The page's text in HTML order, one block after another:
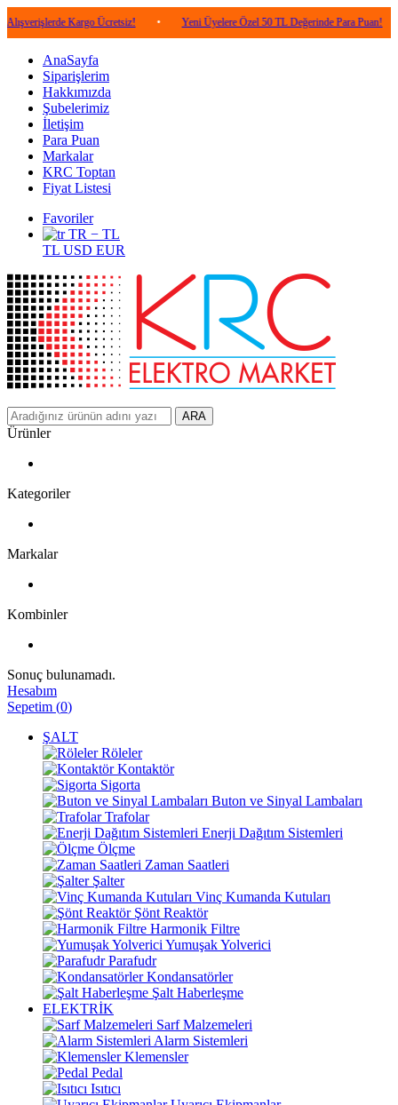
Kargo Ücretsiz! • Yeni Üyelere Özel 50 TL Değerinde Para Puan! •
AnaSayfa
Siparişlerim
Hakkımızda
Şubelerimiz
İletişim
Para Puan
Markalar
KRC Toptan
Fiyat Listesi
Favoriler
TR − TL
TL USD EUR
ARA
Ürünler
Kategoriler
Markalar
Kombinler
Sonuç bulunamadı.
Hesabım
Sepetim (0)
ŞALT
Röleler
Kontaktör
Sigorta
Buton ve Sinyal Lambaları
Trafolar
Enerji Dağıtım Sistemleri
Ölçme
Zaman Saatleri
Şalter
Vinç Kumanda Kutuları
Şönt Reaktör
Harmonik Filtre
Yumuşak Yolverici
Parafudr
Kondansatörler
Şalt Haberleşme
ELEKTRİK
Sarf Malzemeleri
Alarm Sistemleri
Klemensler
Pedal
Isıtıcı